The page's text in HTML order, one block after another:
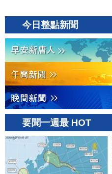
今日整點新聞
要聞一週最 HOT